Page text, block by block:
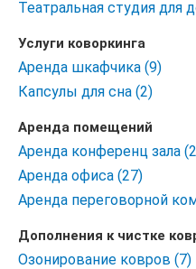
Театральная студия для
Услуги коворкинга
Аренда шкафчика (9)
Капсулы для сна (2)
Аренда помещений
Аренда конференц зала
Аренда офиса (27)
Аренда переговорной
Дополнения к чистке
Oзонирование ковров (7)